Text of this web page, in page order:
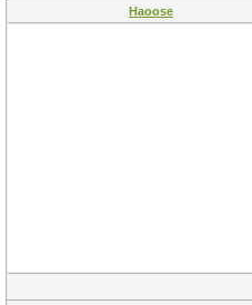
Haoose